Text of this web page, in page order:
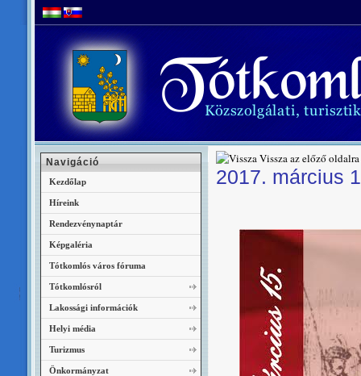
Vissza az előző oldalra
2017. március
Navigáció
Kezdőlap
Híreink
Rendezvénynaptár
Képgaléria
Tótkomlós város fóruma
Tótkomlósról
Lakossági információk
Helyi média
Turizmus
Önkormányzat